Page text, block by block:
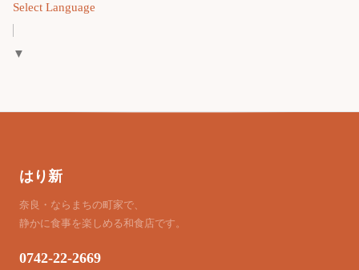
Select Language
▼
はり新
奈良・ならまちの町家で、
静かに食事を楽しめる和食店です。
0742-22-2669